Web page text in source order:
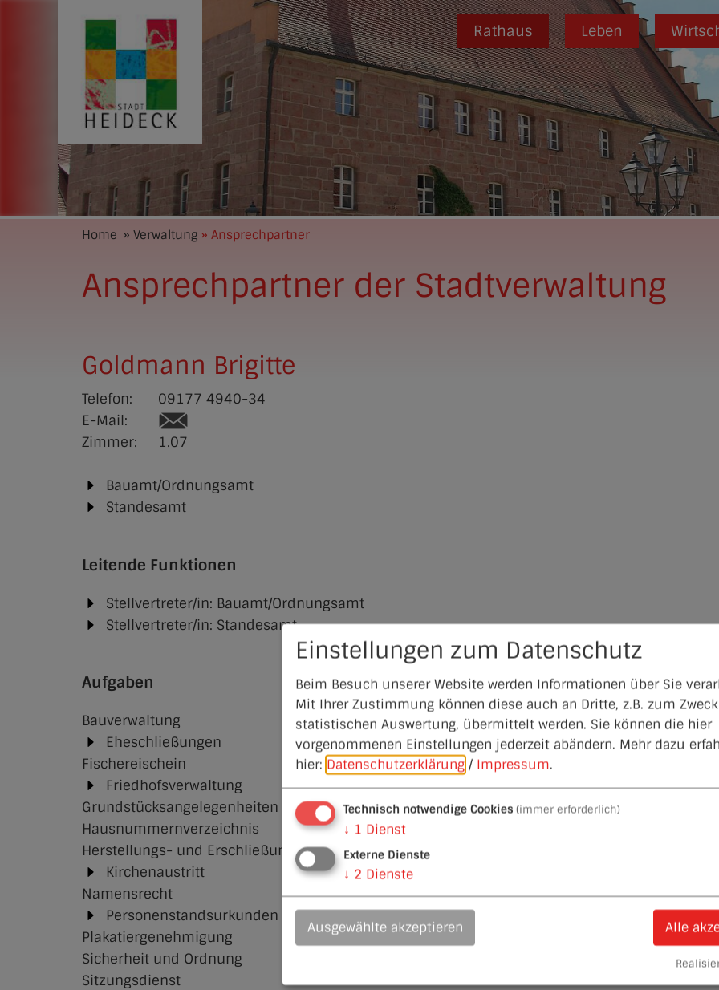
Rathaus Leben
Home » Verwaltung » Ansprechpartner
Ansprechpartner der Stadtverwaltung
Goldmann Brigitte
Telefon:
09177 4940-34
E-Mail:
Zimmer:
1.07
Bauamt/Ordnungsamt
Standesamt
Leitende Funktionen
Stellvertreter/in: Bauamt/Ordnungsamt
Stellvertreter/in: Standesamt
Aufgaben
Bauverwaltung
Eheschließungen
Fischereischein
Friedhofsverwaltung
Grundstücksangelegenheiten
Hausnummernverzeichnis
Herstellungs- und Erschließungsbeiträge
Kirchenaustritt
Namensrecht
Personenstandsurkunden
Plakatiergenehmigung
Sicherheit und Ordnung
Sitzungsdienst
Einstellungen zum Datenschutz
Beim Besuch unserer Website werden Informationen über Sie
Mit Ihrer Zustimmung können diese auch an Dritte, z.B. zum
statistischen Auswertung, übermittelt werden. Sie können die hier
vorgenommenen Einstellungen jederzeit abändern. Mehr dazu
hier: Datenschutzerklärung / Impressum.
Technisch notwendige Cookies (immer erforderlich)
↓ 1 Dienst
Externe Dienste
↓ 2 Dienste
Ausgewählte akzeptieren Alle